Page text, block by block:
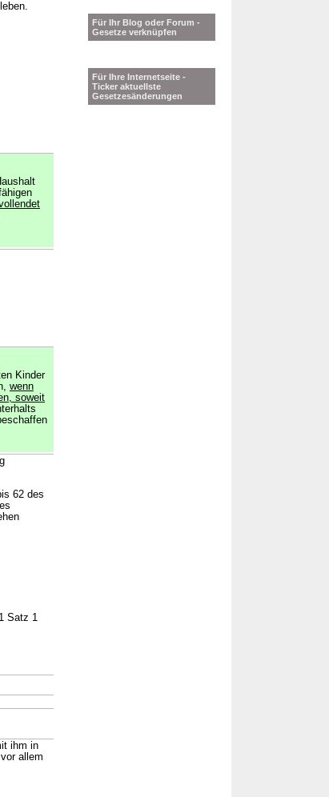
Kinder
wenn
soweit
62 des
Satz 1
ihm in
allem
Für Ihr Blog oder Forum -
Gesetze verknüpfen
Für Ihre Internetseite -
Ticker aktuellste
Gesetzesänderungen